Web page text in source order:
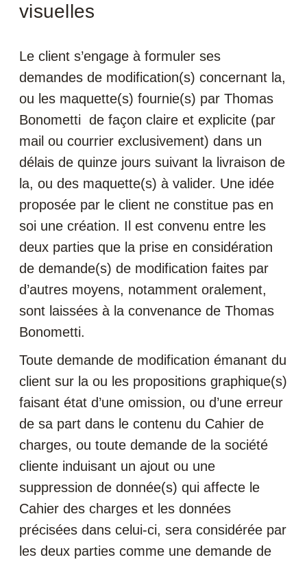
visuelles
Le client s’engage à formuler ses
demandes de modification(s) concernant la,
ou les maquette(s) fournie(s) par Thomas
Bonometti de façon claire et explicite (par
mail ou courrier exclusivement) dans un
délais de quinze jours suivant la livraison de
la, ou des maquette(s) à valider. Une idée
proposée par le client ne constitue pas en
soi une création. Il est convenu entre les
deux parties que la prise en considération
de demande(s) de modification faites par
d’autres moyens, notamment oralement,
sont laissées à la convenance de Thomas
Bonometti.
Toute demande de modification émanant du
client sur la ou les propositions graphique(s)
faisant état d’une omission, ou d’une erreur
de sa part dans le contenu du Cahier de
charges, ou toute demande de la société
cliente induisant un ajout ou une
suppression de donnée(s) qui affecte le
Cahier des charges et les données
précisées dans celui-ci, sera considérée par
les deux parties comme une demande de